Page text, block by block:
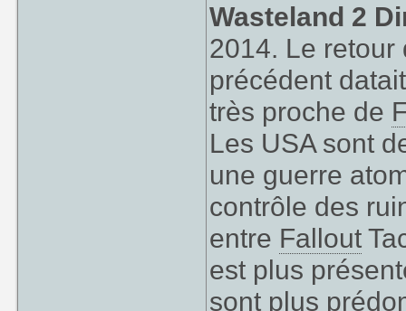
Wasteland 2
2014. Le
précédent
très proche de
Les USA sont
une guerre
contrôle des
entre Fallout
est plus
sont plus